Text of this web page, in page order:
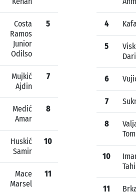
Costa
Ramos
Junior
Odilso
5
Mujkić
Ajdin
7
Medić
Amar
8
Huskić
Samir
10
Mace
Marsel
11
4
5
6
7
8
10
11